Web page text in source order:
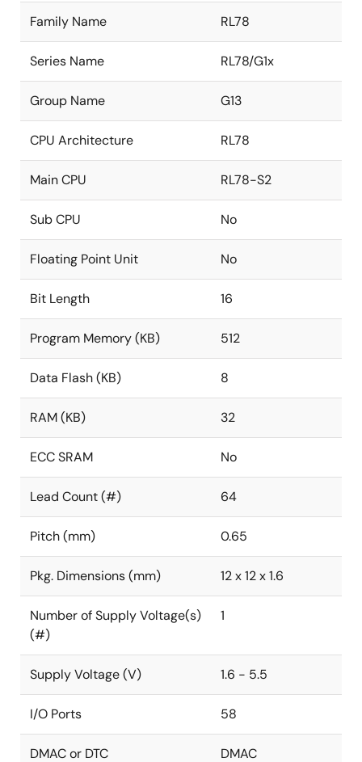
Family Name RL78
Series Name RL78/G1x
Group Name G13
CPU Architecture RL78
Main CPU RL78-S2
Sub CPU No
Floating Point Unit No
Bit Length 16
Program Memory (KB) 512
Data Flash (KB) 8
RAM (KB) 32
ECC SRAM No
Lead Count (#) 64
Pitch (mm) 0.65
Pkg. Dimensions (mm) 12 x 12 x 1.6
Number of Supply Voltage(s)
(#)
1
Supply Voltage (V) 1.6 - 5.5
I/O Ports 58
DMAC or DTC DMAC